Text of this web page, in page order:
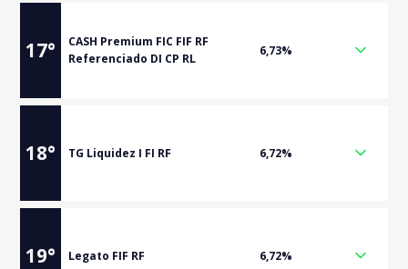
17°
CASH Premium FIC FIF RF
Referenciado DI CP RL
6,73%
18° TG Liquidez I FI RF 6,72%
19° Legato FIF RF 6,72%